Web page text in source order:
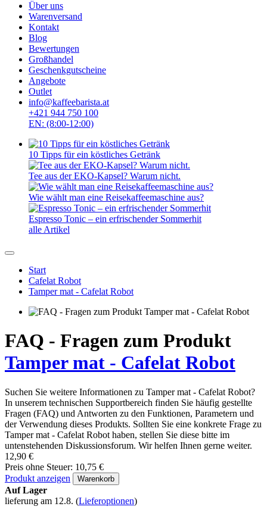
Über uns
Warenversand
Kontakt
Blog
Bewertungen
Großhandel
Geschenkgutscheine
Angebote
Outlet
info@kaffeebarista.at
+421 944 750 100
EN: (8:00-12:00)
10 Tipps für ein köstliches Getränk
Tee aus der EKO-Kapsel? Warum nicht.
Wie wählt man eine Reisekaffeemaschine aus?
Espresso Tonic – ein erfrischender Sommerhit
alle Artikel
Start
Cafelat Robot
Tamper mat - Cafelat Robot
FAQ - Fragen zum Produkt
Tamper mat - Cafelat Robot
Suchen Sie weitere Informationen zu Tamper mat - Cafelat Robot?
In unserem technischen Supportbereich finden Sie häufig gestellte
Fragen (FAQ) und Antworten zu den Funktionen, Parametern und
der Verwendung dieses Produkts. Sollten Sie eine konkrete Frage zu
Tamper mat - Cafelat Robot haben, stellen Sie diese bitte im
untenstehenden Diskussionsforum. Wir helfen Ihnen gerne weiter.
12,90 €
Preis ohne Steuer: 10,75 €
Produkt anzeigen
Warenkorb
Auf Lager
lieferung am 12.8. (Lieferoptionen)